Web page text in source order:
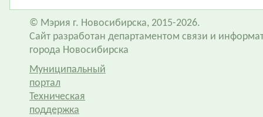
© Мэрия г. Новосибирска, 2015-2026.
Сайт разработан департаментом связи и
города Новосибирска
Муниципальный
портал
Техническая
поддержка